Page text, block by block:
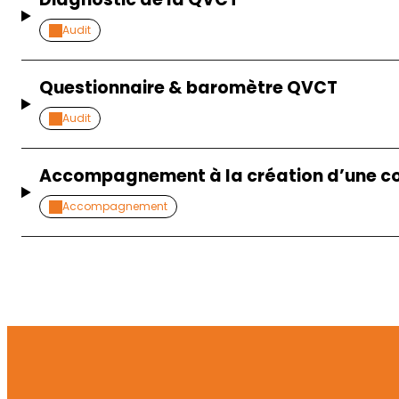
Audit
Questionnaire & baromètre QVCT
Audit
Accompagnement à la création d’une
Accompagnement